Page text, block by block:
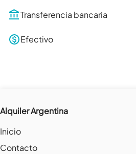
Transferencia bancaria
Efectivo
Alquiler Argentina
Inicio
Contacto